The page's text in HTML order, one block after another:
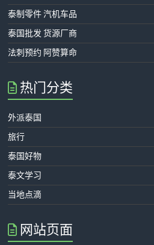
泰制零件 汽机车品
泰国批发 货源厂商
法刺预约 阿赞算命
热门分类
外派泰国
旅行
泰国好物
泰文学习
当地点滴
网站页面